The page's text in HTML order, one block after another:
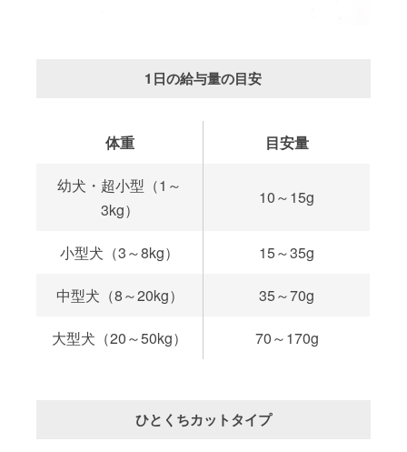
1日の給与量の目安
体重 目安量
幼犬・超小型（1～
3kg）
10～15g
小型犬（3～8kg） 15～35g
中型犬（8～20kg） 35～70g
大型犬（20～50kg） 70～170g
ひとくちカットタイプ